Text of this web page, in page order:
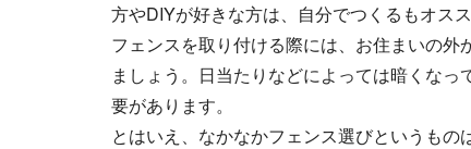
方やDIYが好きな方は、自分でつくるもオスス
フェンスを取り付ける際には、お住まいの
ましょう。日当たりなどによっては暗くな
要があります。
とはいえ、なかなかフェンス選びというも